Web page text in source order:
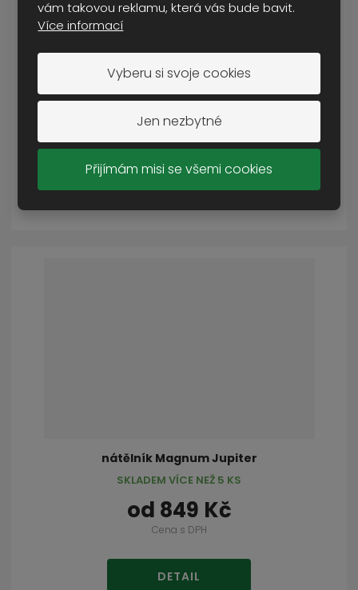
vám takovou reklamu, která vás bude bavit.
Více informací
Vyberu si svoje cookies
Jen nezbytné
Přijímám misi se všemi cookies
spodky Magnum Mars
od649 Kč
Cena s DPH
DETAIL
SKLADEM VÍCE NEŽ 5 KS
nátělník Magnum Jupiter
od 849 Kč
Cena s DPH
DETAIL
SKLADEM VÍCE NEŽ 5 KS